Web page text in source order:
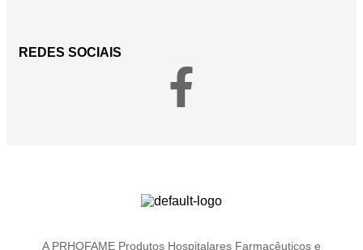
REDES SOCIAIS
A PRHOFAME Produtos Hospitalares Farmacêuticos e